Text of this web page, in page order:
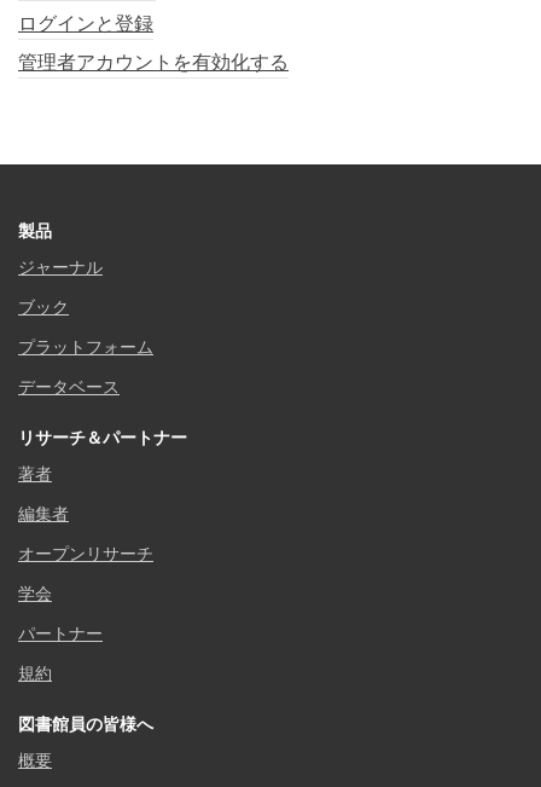
ログインと登録
管理者アカウントを有効化する
製品
ジャーナル
ブック
プラットフォーム
データベース
リサーチ＆パートナー
著者
編集者
オープンリサーチ
学会
パートナー
規約
図書館員の皆様へ
概要